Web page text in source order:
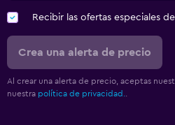
Recibir las ofertas especiales
Crea una alerta de precio
Al crear una alerta de precio, aceptas
nuestra política de privacidad.